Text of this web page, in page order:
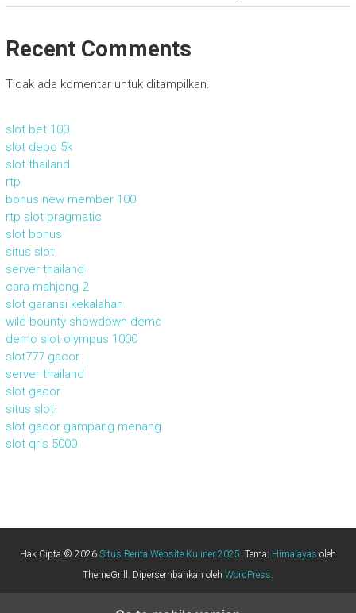
Recent Comments
Tidak ada komentar untuk ditampilkan.
slot bet 100
slot depo 5k
slot thailand
rtp
bonus new member 100
rtp slot pragmatic
slot bonus
situs slot
server thailand
cara mahjong 2
slot garansi kekalahan
wild bounty showdown demo
demo slot olympus 1000
slot777 gacor
server thailand
slot gacor
situs slot
slot gacor gampang menang
slot qris 5000
Hak Cipta © 2026 Situs Berita Website Kuliner 2025 . Tema: Himalayas oleh
ThemeGrill. Dipersembahkan oleh WordPress